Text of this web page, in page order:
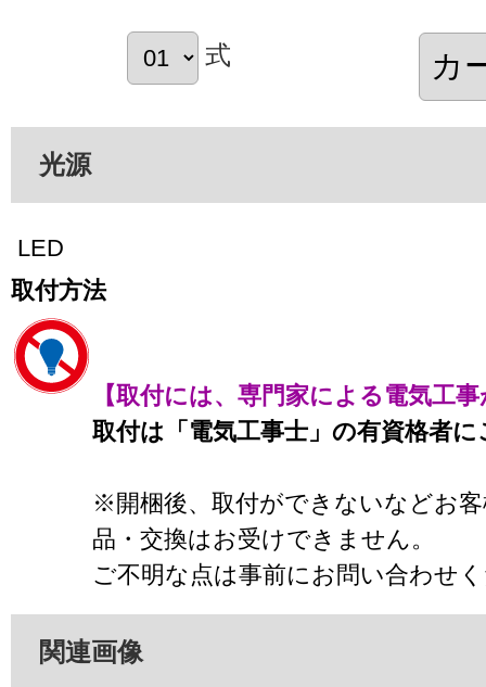
式
光源
LED
取付方法
【取付には、専門家による電気工
取付は「電気工事士」の有資格者
※開梱後、取付ができないなどお
品・交換はお受けできません。
ご不明な点は事前にお問い合わせ
関連画像